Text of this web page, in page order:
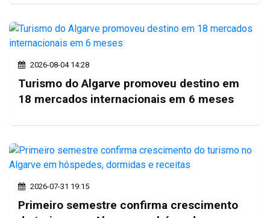
2026-08-04 14:28
Turismo do Algarve promoveu destino em
18 mercados internacionais em 6 meses
2026-07-31 19:15
Primeiro semestre confirma crescimento